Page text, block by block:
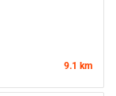
9.1 km